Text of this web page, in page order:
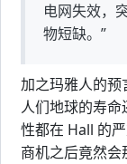
电网失效，
物短缺。”
加之玛雅人的
人们地球的寿
性都在 Hall 的
商机之后竟然会